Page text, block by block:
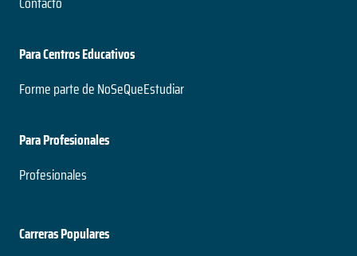
Para Centros Educativos
Forme parte de NoSeQueEstudiar
Para Profesionales
Profesionales
Carreras Populares